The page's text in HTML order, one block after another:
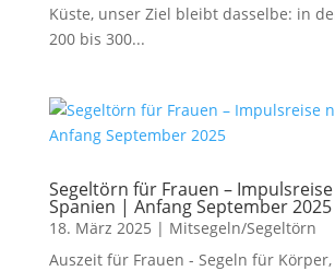
Küste, unser Ziel bleibt dasselbe: in
200 bis 300...
Segeltörn für Frauen –
Spanien | Anfang September 2025
18. März 2025 | Mitsegeln/Segeltörn
Auszeit für Frauen - Segeln für